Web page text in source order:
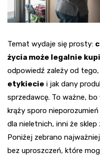
Temat wydaje się prosty:
życia może legalnie
odpowiedź zależy od tego,
etykiecie i jak dany
sprzedawcę. To ważne, bo
krąży sporo
dla nieletnich, inni że
Poniżej zebrano
bez uproszczeń, które